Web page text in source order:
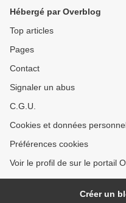
Hébergé par Overblog
Top articles
Pages
Contact
Signaler un abus
C.G.U.
Cookies et données
Préférences cookies
Voir le profil de sur le portail
Créer un